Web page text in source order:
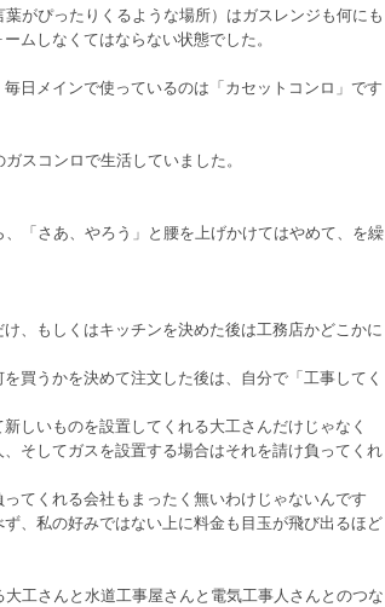
がぴったりくるような場所）はガスレンジも何にも
ムしなくてはならない状態でした。
日メインで使っているのは「カセットコンロ」です
スコンロで生活していました。
「さあ、やろう」と腰を上げかけてはやめて、を繰
、もしくはキッチンを決めた後は工務店かどこかに
買うかを決めて注文した後は、自分で「工事してく
しいものを設置してくれる大工さんだけじゃなく
そしてガスを設置する場合はそれを請け負ってくれ
てくれる会社もまったく無いわけじゃないんです
、私の好みではない上に料金も目玉が飛び出るほど
工さんと水道工事屋さんと電気工事人さんとのつな